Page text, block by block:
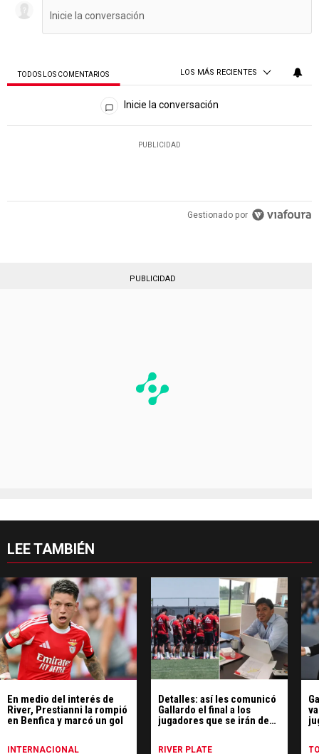
TODOS LOS COMENTARIOS LOS MÁS RECIENTES
Todos los comentarios
Inicie la conversación
PUBLICIDAD
Gestionado por
PUBLICIDAD
LEE TAMBIÉN
En medio del interés de
River, Prestianni la rompió
en Benfica y marcó un gol
INTERNACIONAL
Detalles: así les comunicó
Gallardo el final a los
jugadores que se irán de
RIVER PLATE